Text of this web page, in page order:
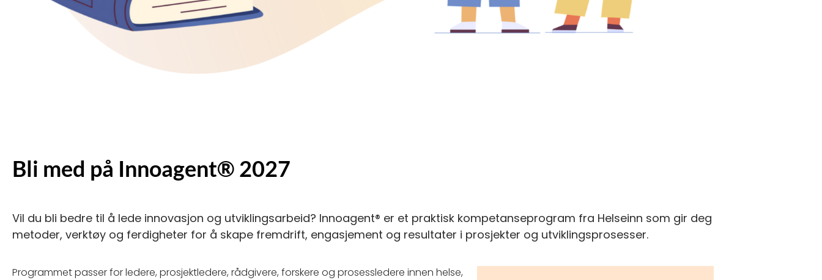
Bli med på Innoagent® 2027
Vil du bli bedre til å lede innovasjon og utviklingsarbeid? Innoagent® er et praktisk kompetanseprogram fra Helseinn som gir deg
metoder, verktøy og ferdigheter for å skape fremdrift, engasjement og resultater i prosjekter og utviklingsprosesser.
Programmet passer for ledere, prosjektledere, rådgivere, forskere og prosessledere innen helse,